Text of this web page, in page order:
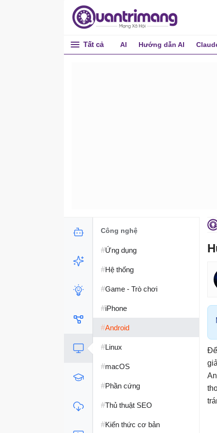
Tất cả AI Hướng dẫn AI
Công nghệ
#Ứng dụng
#Hệ thống
#Game - Trò chơi
#iPhone
#Android
#Linux
#macOS
#Phần cứng
#Thủ thuật SEO
#Kiến thức cơ bản